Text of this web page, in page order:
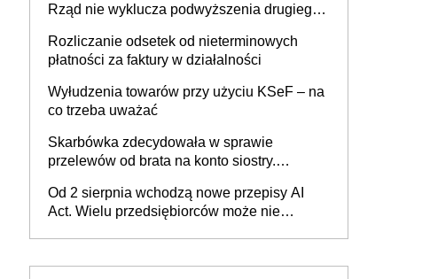
Rząd nie wyklucza podwyższenia drugiego
Rozliczanie odsetek od nieterminowych
płatności za faktury w działalności
Wyłudzenia towarów przy użyciu KSeF – na
co trzeba uważać
Skarbówka zdecydowała w sprawie
przelewów od brata na konto siostry.
darowizna, ale podatku jednak nie będzie
Od 2 sierpnia wchodzą nowe przepisy AI
Act. Wielu przedsiębiorców może nie